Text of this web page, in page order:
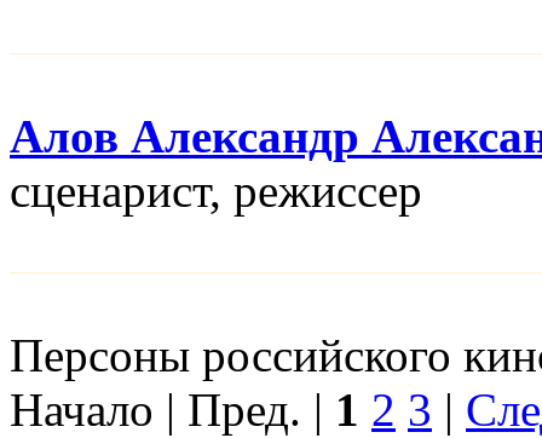
Алов Александр
сценарист, режисcер
Персоны российского
Начало | Пред. | 1 2 3 |